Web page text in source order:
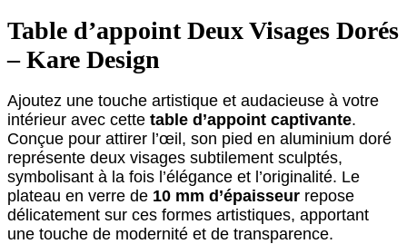
Table d’appoint Deux Visages Dorés
– Kare Design
Ajoutez une touche artistique et audacieuse à votre
intérieur avec cette table d’appoint captivante.
Conçue pour attirer l’œil, son pied en aluminium doré
représente deux visages subtilement sculptés,
symbolisant à la fois l’élégance et l’originalité. Le
plateau en verre de 10 mm d’épaisseur repose
délicatement sur ces formes artistiques, apportant
une touche de modernité et de transparence.